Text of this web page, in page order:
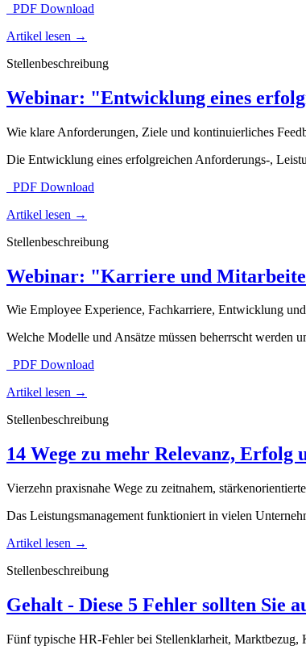
PDF Download
Artikel lesen →
Stellenbeschreibung
Webinar: "Entwicklung eines
Wie klare Anforderungen, Ziele und kontinuierliches
Die Entwicklung eines erfolgreichen Anforderungs-,
PDF Download
Artikel lesen →
Stellenbeschreibung
Webinar: "Karriere und
Wie Employee Experience, Fachkarriere, Entwicklung
Welche Modelle und Ansätze müssen beherrscht werden
PDF Download
Artikel lesen →
Stellenbeschreibung
14 Wege zu mehr Relevanz, Erfolg
Vierzehn praxisnahe Wege zu zeitnahem,
Das Leistungsmanagement funktioniert in vielen
Artikel lesen →
Stellenbeschreibung
Gehalt - Diese 5 Fehler sollten Sie
Fünf typische HR-Fehler bei Stellenklarheit, Marktbezug,